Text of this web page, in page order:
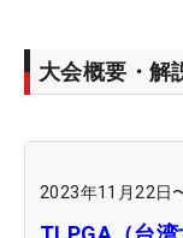
大会概要・解
2023年11月22日